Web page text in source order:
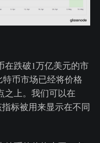
在跌破1万亿美元的市
币市场已经将价格
之上。我们可以在
标被用来显示在不同